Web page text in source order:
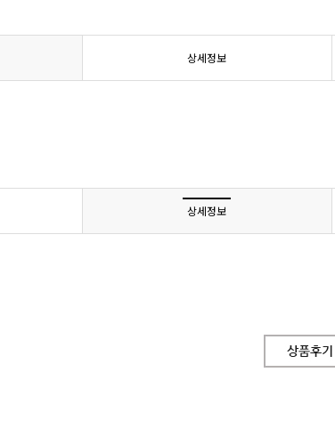
상세정보
상세정보